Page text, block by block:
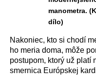
manometra.
dílo)
Nakoniec, kto si chodí
ho meria doma, môže
postupom, ktorý už platí
smernica Európskej